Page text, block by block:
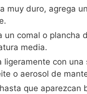
muy duro, agrega
un comal o plancha
media.
ligeramente con una
o aerosol de
que aparezcan